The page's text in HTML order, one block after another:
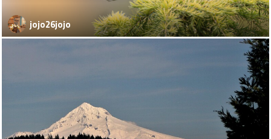
jojo26jojo